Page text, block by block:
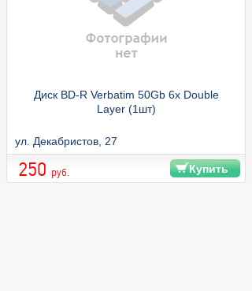
Диск BD-R Verbatim 50Gb 6x Double
Layer (1шт)
ул. Декабристов, 27
250 руб. Купить